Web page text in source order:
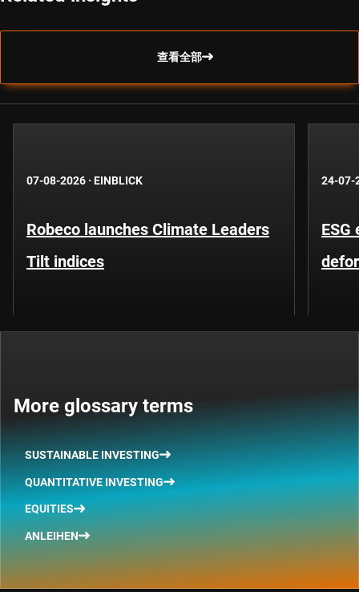
查看全部
07-08-2026 · EINBLICK
Robeco launches Climate Leaders
Tilt indices
24-07-
More glossary terms
SUSTAINABLE INVESTING
QUANTITATIVE INVESTING
EQUITIES
ANLEIHEN